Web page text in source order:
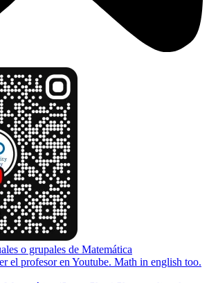
o grupales de Matemática
el profesor en Youtube. Math in english too.